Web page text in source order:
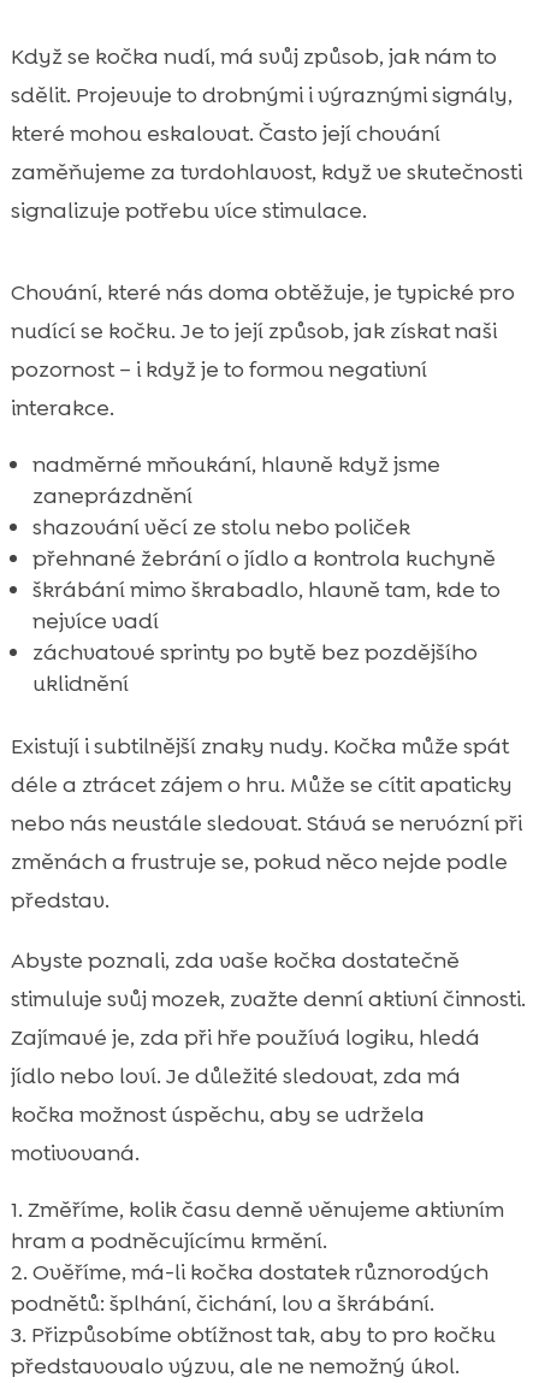
Když se kočka nudí, má svůj způsob, jak nám to
sdělit. Projevuje to drobnými i výraznými signály,
které mohou eskalovat. Často její chování
zaměňujeme za tvrdohlavost, když ve skutečnosti
signalizuje potřebu více stimulace.
Chování, které nás doma obtěžuje, je typické pro
nudící se kočku. Je to její způsob, jak získat naši
pozornost – i když je to formou negativní
interakce.
nadměrné mňoukání, hlavně když jsme
zaneprázdnění
shazování věcí ze stolu nebo poliček
přehnané žebrání o jídlo a kontrola kuchyně
škrábání mimo škrabadlo, hlavně tam, kde to
nejvíce vadí
záchvatové sprinty po bytě bez pozdějšího
uklidnění
Existují i subtilnější znaky nudy. Kočka může spát
déle a ztrácet zájem o hru. Může se cítit apaticky
nebo nás neustále sledovat. Stává se nervózní při
změnách a frustruje se, pokud něco nejde podle
představ.
Abyste poznali, zda vaše kočka dostatečně
stimuluje svůj mozek, zvažte denní aktivní činnosti.
Zajímavé je, zda při hře používá logiku, hledá
jídlo nebo loví. Je důležité sledovat, zda má
kočka možnost úspěchu, aby se udržela
motivovaná.
Změříme, kolik času denně věnujeme aktivním
hram a podněcujícímu krmění.
Ověříme, má-li kočka dostatek různorodých
podnětů: šplhání, čichání, lov a škrábání.
Přizpůsobíme obtížnost tak, aby to pro kočku
představovalo výzvu, ale ne nemožný úkol.